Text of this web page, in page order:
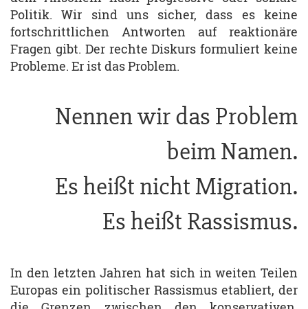
Politik. Wir sind uns sicher, dass es keine
fortschrittlichen Antworten auf reaktionäre
Fragen gibt. Der rechte Diskurs formuliert keine
Probleme. Er ist das Problem.
Nennen wir das Problem
beim Namen.
Es heißt nicht Migration.
Es heißt Rassismus.
In den letzten Jahren hat sich in weiten Teilen
Europas ein politischer Rassismus etabliert, der